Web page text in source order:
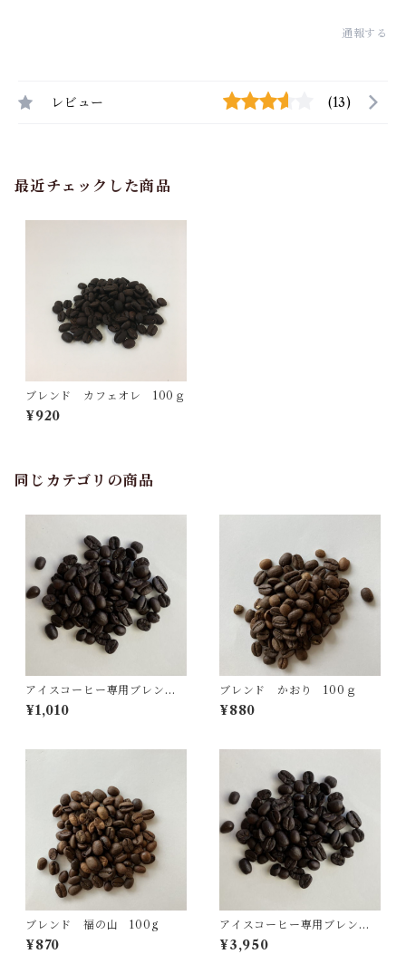
通報する
レビュー (13)
最近チェックした商品
ブレンド カフェオレ 100ｇ
¥920
同じカテゴリの商品
アイスコーヒー専用ブレン
ド 100ｇ
¥1,010
ブレンド かおり 100ｇ
¥880
ブレンド 福の山 100g
¥870
アイスコーヒー専用ブレン
ド 500ｇ
¥3,950